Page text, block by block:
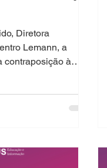
Diretora
Lemann, a
contraposição à